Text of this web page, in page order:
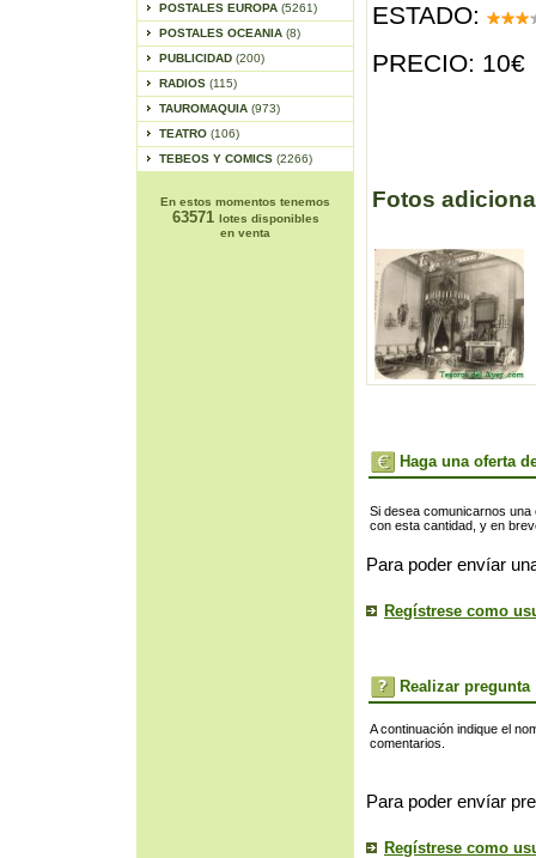
POSTALES EUROPA (5261)
POSTALES OCEANIA (8)
PUBLICIDAD (200)
RADIOS (115)
TAUROMAQUIA (973)
TEATRO (106)
TEBEOS Y COMICS (2266)
En estos momentos tenemos
63571 lotes disponibles
en venta
ESTADO:
PRECIO: 10€
Fotos
Haga una oferta
Si desea comunicarnos
con esta cantidad, y en
Para poder envíar
Regístrese como
Realizar pregunta
A continuación indique el
comentarios.
Para poder envíar
Regístrese como